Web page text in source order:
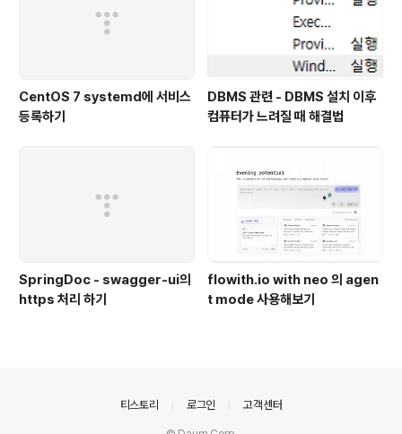
CentOS 7 systemd에 서비스
등록하기
DBMS 관련 - DBMS 설치 이후
컴퓨터가 느려질 때 해결법
SpringDoc - swagger-ui의
https 처리 하기
flowith.io with neo 의 agen
t mode 사용해보기
티스토리 로그인 고객센터